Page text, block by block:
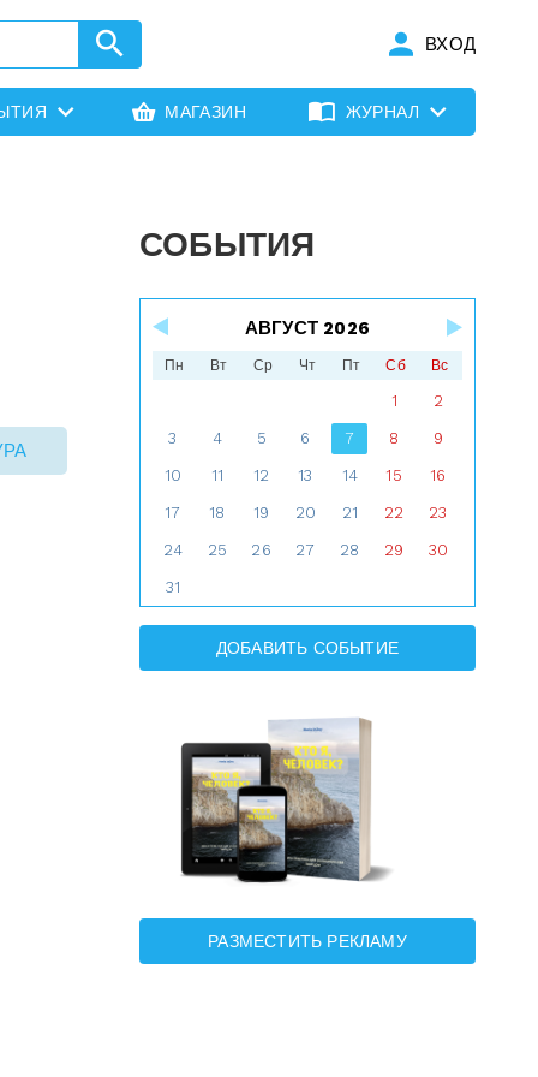
ВХОД
МАГАЗИН ЖУРНАЛ
СОБЫТИЯ
АВГУСТ 2026
Пн Вт Ср Чт Пт Сб Вс
1 2
3 4 5 6 7 8 9
10 11 12 13 14 15 16
17 18 19 20 21 22 23
24 25 26 27 28 29 30
31
ДОБАВИТЬ СОБЫТИЕ
РАЗМЕСТИТЬ РЕКЛАМУ